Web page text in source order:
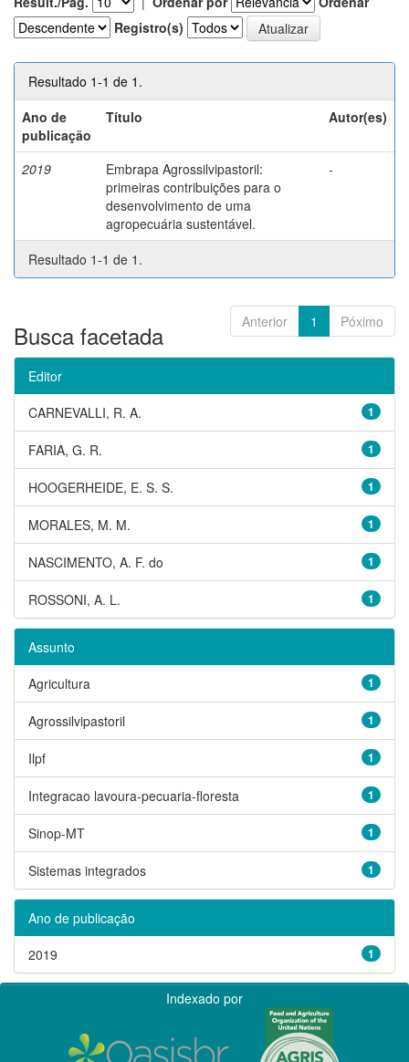
Registro(s)
Resultado 1-1 de 1.
Ano de
publicação
Título Autor(es)
2019
Embrapa Agrossilvipastoril:
primeiras contribuições para o
desenvolvimento de uma
agropecuária sustentável.
-
Resultado 1-1 de 1.
Anterior 1 Póximo
Busca facetada
Editor
1
CARNEVALLI, R. A.
1
FARIA, G. R.
1
HOOGERHEIDE, E. S. S.
1
MORALES, M. M.
1
NASCIMENTO, A. F. do
1
ROSSONI, A. L.
Assunto
1
Agricultura
1
Agrossilvipastoril
1
Ilpf
1
Integracao lavoura-pecuaria-floresta
1
Sinop-MT
1
Sistemas integrados
Ano de publicação
1
2019
Indexado por